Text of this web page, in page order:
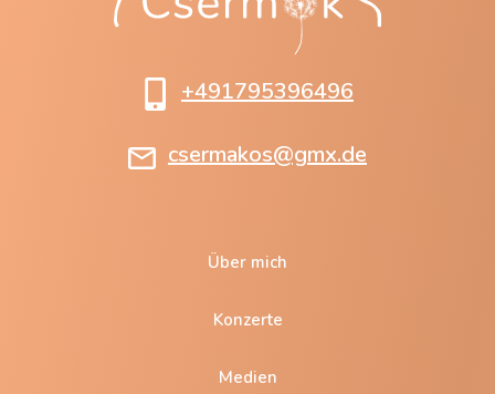
+491795396496
csermakos@gmx.de
Über mich
Konzerte
Medien